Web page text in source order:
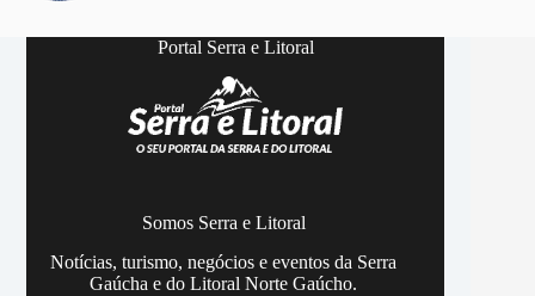
Portal Serra e Litoral
Somos Serra e Litoral
Notícias, turismo, negócios e eventos da Serra
Gaúcha e do Litoral Norte Gaúcho.